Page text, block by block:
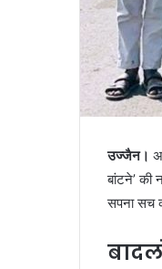
उज्जैन।
बांटने’ की
सपना सच